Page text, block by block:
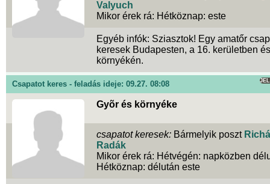
Valyuch
Mikor érek rá: Hétköznap: este
Egyéb infók: Sziasztok! Egy amatőr
keresek Budapesten, a 16. kerületben és
környékén.
Csapatot keres - feladás ideje: 09.27. 08:08
Gyõr és környéke
csapatot keresek: Bármelyik poszt
Radák
Mikor érek rá: Hétvégén: napközben
Hétköznap: délután este